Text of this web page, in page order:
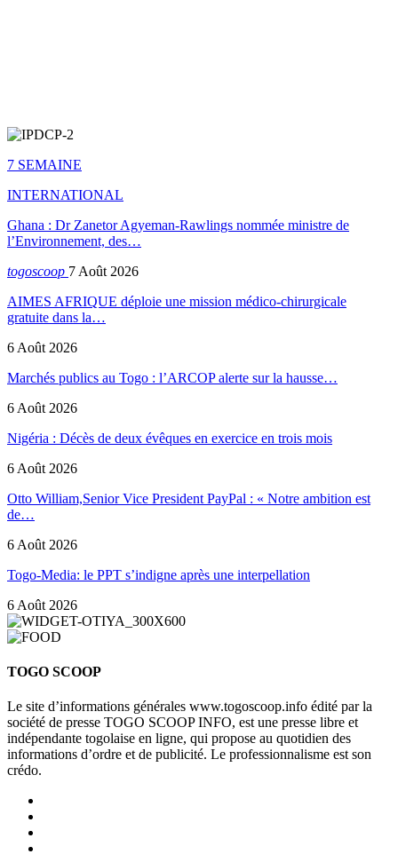
7 SEMAINE
INTERNATIONAL
Ghana : Dr Zanetor Agyeman-Rawlings nommée ministre de
l’Environnement, des…
togoscoop 7 Août 2026
AIMES AFRIQUE déploie une mission médico-chirurgicale
gratuite dans la…
6 Août 2026
Marchés publics au Togo : l’ARCOP alerte sur la hausse…
6 Août 2026
Nigéria : Décès de deux évêques en exercice en trois mois
6 Août 2026
Otto William,Senior Vice President PayPal : « Notre ambition est
de…
6 Août 2026
Togo-Media: le PPT s’indigne après une interpellation
6 Août 2026
TOGO SCOOP
Le site d’informations générales www.togoscoop.info édité par la
société de presse TOGO SCOOP INFO, est une presse libre et
indépendante togolaise en ligne, qui propose au quotidien des
informations d’ordre et de publicité. Le professionnalisme est son
crédo.